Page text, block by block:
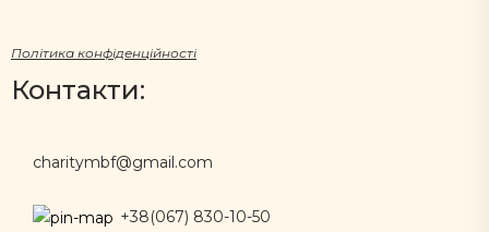
Політика конфіденційності
Контакти:
charitymbf@gmail.com
+38(067) 830-10-50